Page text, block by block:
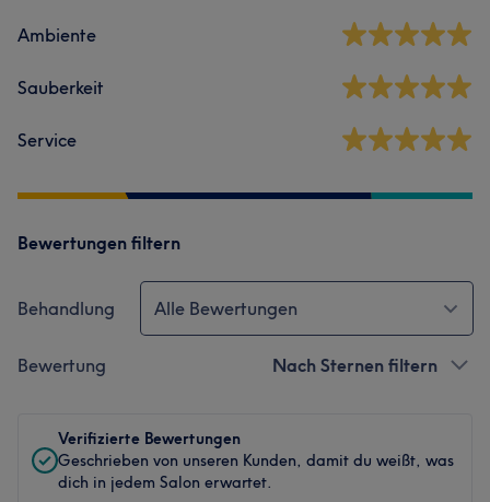
Ambiente
Sauberkeit
Service
Bewertungen filtern
Behandlung Alle Bewertungen
Bewertung Nach Sternen filtern
Verifizierte Bewertungen
Geschrieben von unseren Kunden, damit du weißt, was
dich in jedem Salon erwartet.